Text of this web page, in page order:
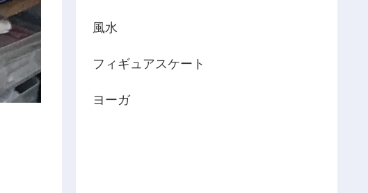
風水
フィギュアスケート
ヨーガ